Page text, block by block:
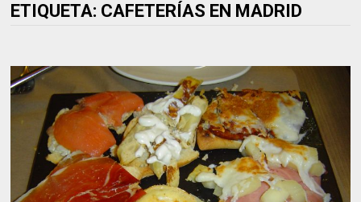
ETIQUETA: CAFETERÍAS EN MADRID